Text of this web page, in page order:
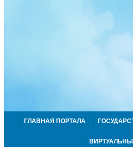
ГЛАВНАЯ ПОРТАЛА